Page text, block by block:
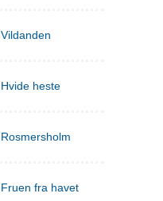
Vildanden
Hvide heste
Rosmersholm
Fruen fra havet